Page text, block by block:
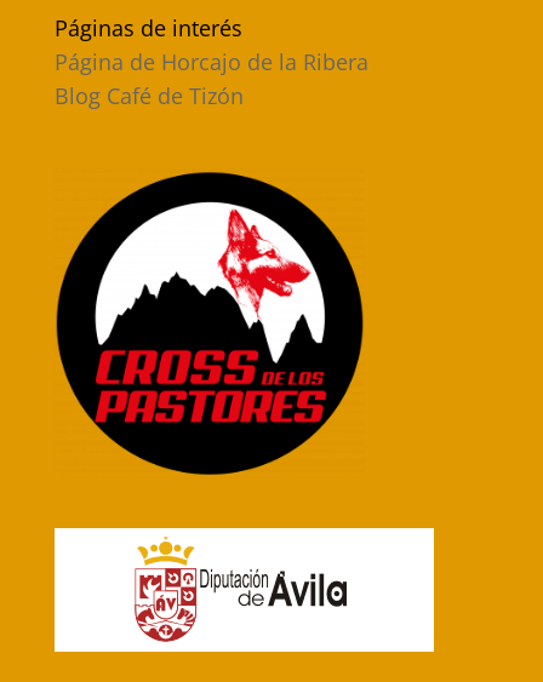
Páginas de interés
Página de Horcajo de la Ribera
Blog Café de Tizón